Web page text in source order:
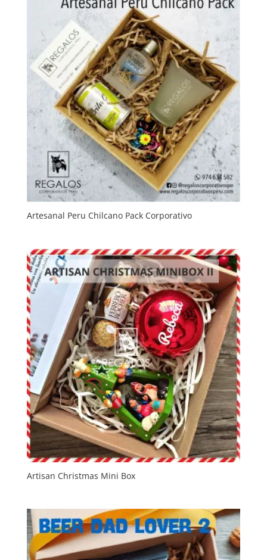
Artesanal Peru Chilcano Pack Corporativo
Artisan Christmas Mini Box